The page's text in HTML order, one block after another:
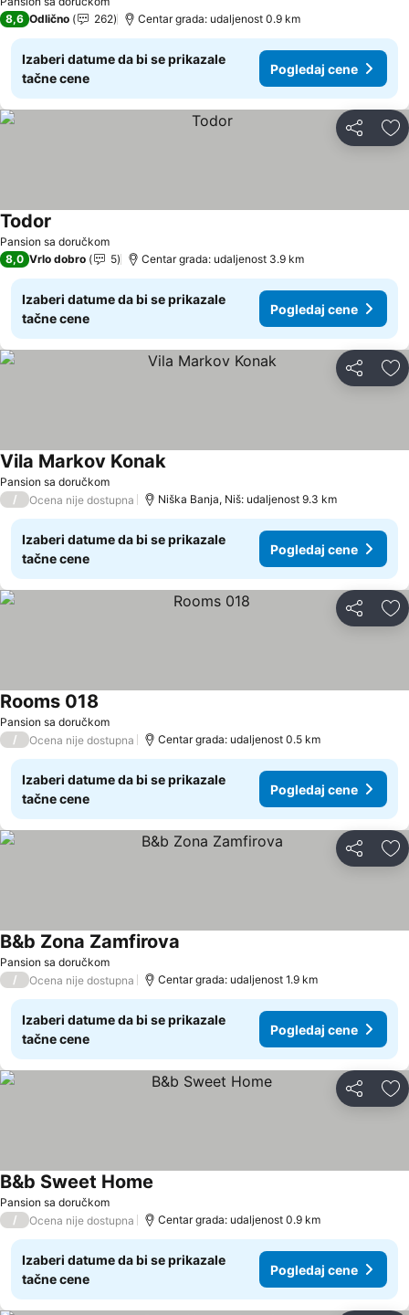
8,6 Odlično 262 Centar grada: udaljenost 0.9 km
Izaberi datume da bi se prikazale
tačne cene
Pogledaj cene
Deli
Pansion sa doručkom
Todor
8,0 Vrlo dobro 5 Centar grada: udaljenost 3.9 km
Izaberi datume da bi se prikazale
tačne cene
Pogledaj cene
Deli
Pansion sa doručkom
Vila Markov KonakPogledaj cene
/ Ocena nije dostupna Niška Banja, Niš: udaljenost 9.3 km
Izaberi datume da bi se prikazale
tačne cene
Pogledaj cene
Deli
Pansion sa doručkom
Rooms 018
/ Ocena nije dostupna Centar grada: udaljenost 0.5 km
Izaberi datume da bi se prikazale
tačne cene
Pogledaj cene
Deli
Pansion sa doručkom
B&b Zona Zamfirova
/ Ocena nije dostupna Centar grada: udaljenost 1.9 km
Izaberi datume da bi se prikazale
tačne cene
Pogledaj cene
Deli
Pansion sa doručkom
B&b Sweet Home
/ Ocena nije dostupna Centar grada: udaljenost 0.9 km
Izaberi datume da bi se prikazale
tačne cene
Pogledaj cene